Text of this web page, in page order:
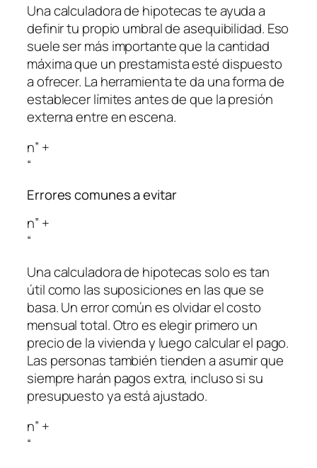
Una calculadora de hipotecas te ayuda a
definir tu propio umbral de asequibilidad. Eso
suele ser más importante que la cantidad
máxima que un prestamista esté dispuesto
a ofrecer. La herramienta te da una forma de
establecer límites antes de que la presión
externa entre en escena.
n” +
“
Errores comunes a evitar
n” +
“
Una calculadora de hipotecas solo es tan
útil como las suposiciones en las que se
basa. Un error común es olvidar el costo
mensual total. Otro es elegir primero un
precio de la vivienda y luego calcular el pago.
Las personas también tienden a asumir que
siempre harán pagos extra, incluso si su
presupuesto ya está ajustado.
n” +
“